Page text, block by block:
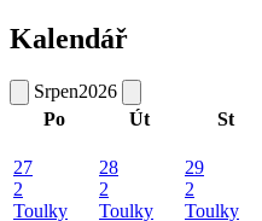
Kalendář
Srpen2026
Po
Út St
27
2
Toulky
28
2
Toulky
29
2
Toulky